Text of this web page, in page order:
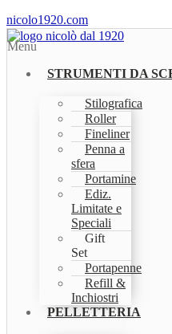
nicolo1920.com
Menu
STRUMENTI DA
Stilografica
Roller
Fineliner
Penna a
sfera
Portamine
Ediz.
Limitate e
Speciali
Gift
Set
Portapenne
Refill &
Inchiostri
PELLETTERIA